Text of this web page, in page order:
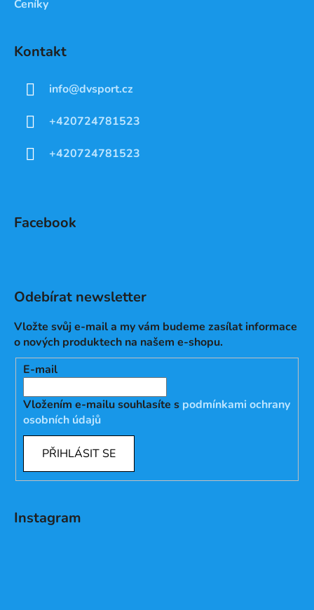
Ceníky
Kontakt
info@dvsport.cz
+420724781523
+420724781523
Facebook
Odebírat newsletter
Vložte svůj e-mail a my vám budeme zasílat informace
o nových produktech na našem e-shopu.
E-mail
Vložením e-mailu souhlasíte s podmínkami ochrany
osobních údajů
PŘIHLÁSIT SE
Instagram